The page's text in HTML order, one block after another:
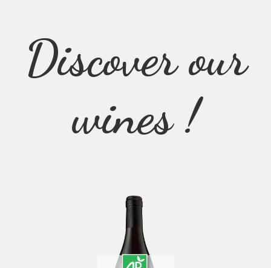
Discover our
wines !